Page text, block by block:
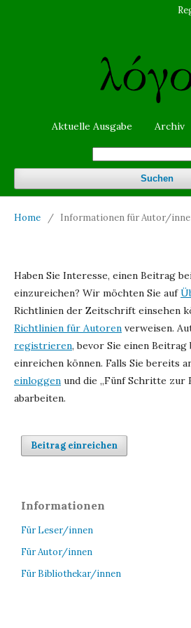
Aktuelle Ausgabe Archiv
Suchen
Home / Informationen für Autor/
Haben Sie Interesse, einen Beitrag
einzureichen? Wir möchten Sie auf
Richtlinien der Zeitschrift einsehen
Richtlinien für Autoren verweisen.
registrieren, bevor Sie einen
einreichen können. Falls Sie bereits
einloggen und die „Fünf Schritte zur
abarbeiten.
Beitrag einreichen
Informationen
Für Leser/innen
Für Autor/innen
Für Bibliothekar/innen